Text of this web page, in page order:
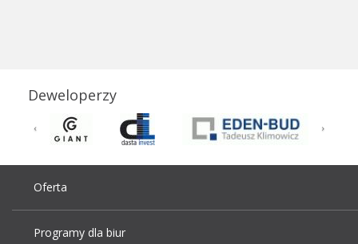
Deweloperzy
Oferta
Programy dla biur